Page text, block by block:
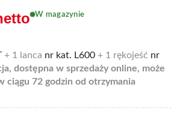
W magazynie
+ 1 lanca nr kat. L600 + 1 rękojeść nr
dostępna w sprzedaży online, może
ciągu 72 godzin od otrzymania